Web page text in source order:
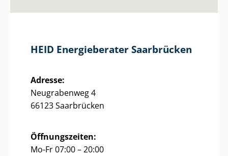
HEID Energieberater Saarbrücken
Adresse:
Neugrabenweg 4
66123 Saarbrücken
Öffnungszeiten:
Mo-Fr 07:00 – 20:00